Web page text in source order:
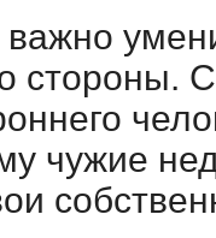
стороны.
чужие